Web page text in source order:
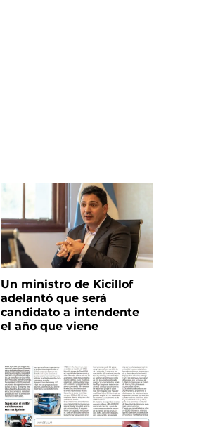
Un ministro de Kicillof
adelantó que será
candidato a intendente
el año que viene